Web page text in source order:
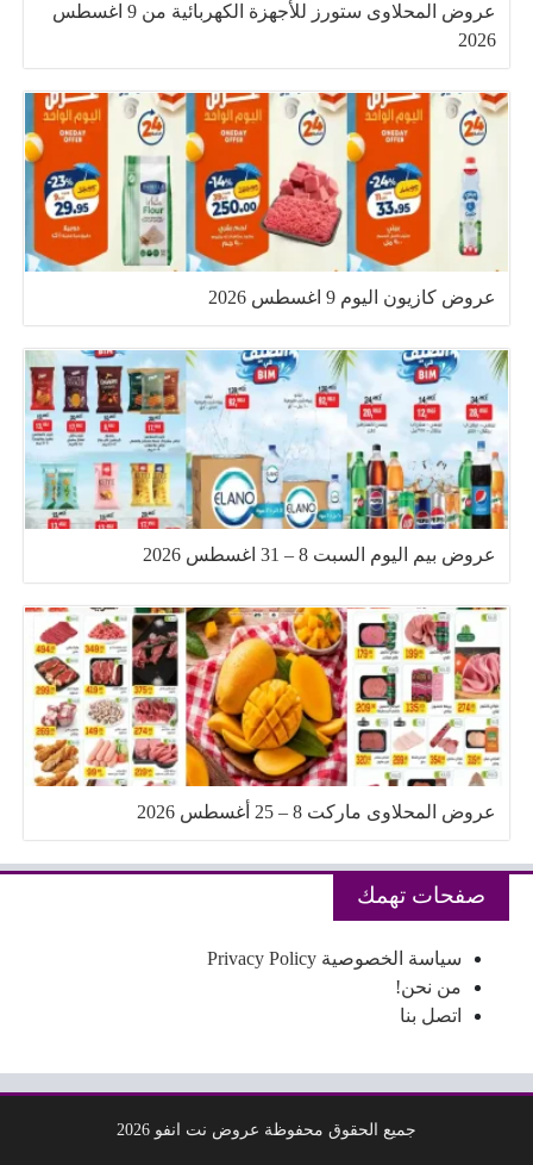
عروض المحلاوى ستورز للأجهزة الكهربائية من 9 اغسطس
2026
عروض كازيون اليوم 9 اغسطس 2026
عروض بيم اليوم السبت 8 – 31 اغسطس 2026
عروض المحلاوى ماركت 8 – 25 أغسطس 2026
صفحات تهمك
سياسة الخصوصية Privacy Policy
من نحن!
اتصل بنا
جميع الحقوق محفوظة عروض نت انفو 2026